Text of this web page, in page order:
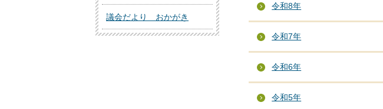
令和8年
令和7年
令和6年
令和5年
議会だより おかがき